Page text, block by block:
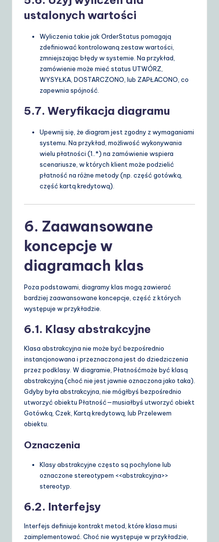
ustalonych wartości
Wyliczenia takie jak OrderStatus pomagają
zdefiniować kontrolowaną zestaw wartości,
zmniejszając błędy w systemie. Na przykład,
zamówienie może mieć status UTWÓRZ
WYSYŁKA DOSTARCZONO , lub ZAPŁACONO , co
zapewnia spójność.
5.7. Weryfikacja diagramu
Upewnij się, że diagram jest zgodny z wymaganiami
systemu. Na przykład, możliwość wykonywania
wielu płatności (1..*) na zamówienie wspiera
scenariusze, w których klient może podzielić
płatność na różne metody (np. część gotówką,
część kartą kredytową).
6. Zaawansowane
koncepcje w
diagramach klas
Poza podstawami, diagramy klas mogą zawierać
bardziej zaawansowane koncepcje, część z których
występuje w przykładzie.
6.1. Klasy abstrakcyjne
Klasa abstrakcyjna nie może być bezpośrednio
instancjonowana i przeznaczona jest do dziedziczenia
przez podklasy. W diagramie, Płatnośćmoże być klasą
abstrakcyjną (choć nie jest jawnie oznaczona jako taka).
Gdyby była abstrakcyjna, nie mógłbyś bezpośrednio
utworzyć obiektu Płatność—musiałbyś utworzyć obiekt
Gotówką, Czek, Kartą kredytową, lub Przelewem
obiektu.
Oznaczenia
Klasy abstrakcyjne często są pochylone lub
oznaczone stereotypem <<abstrakcyjna>>
stereotyp.
6.2. Interfejsy
Interfejs definiuje kontrakt metod, które klasa musi
zaimplementować. Choć nie występuje w przykładzie,